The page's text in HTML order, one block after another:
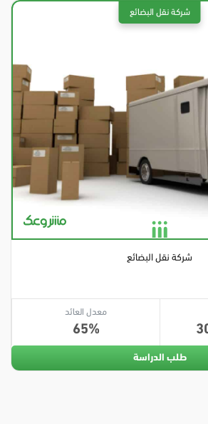
شركة نقل البضائع
معدل العائد
65
طلب الدراسة